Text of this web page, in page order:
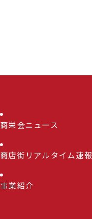
商栄会ニュース
商店街リアルタイム速報
事業紹介